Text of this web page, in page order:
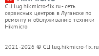
СЦ lug.hikmicro-fix.ru - сеть
сервисных центров в Луганске по
ремонту и обслуживанию техники
Hikmicro
2021-2026 © СЦ lug.hikmicro-fix.ru